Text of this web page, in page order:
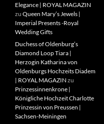
Elegance | ROYAL MAGAZIN
zu Queen Mary’s Jewels |
Imperial Presents -Royal
Wedding Gifts
Duchess of Oldenburg’s
Diamond Loop Tiara |
Herzogin Katharina von
Oldenburgs Hochzeits Diadem
| ROYAL MAGAZIN zu
Prinzessinnenkrone |
Königliche Hochzeit Charlotte
Prinzessin von Preussen |
Sachsen-Meiningen